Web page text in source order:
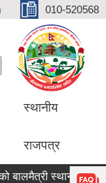
010-520568
स्थानीय
राजपत्र
स्थानीय शासनका